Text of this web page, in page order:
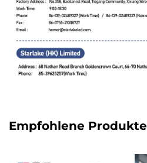
Empfohlene Produkte